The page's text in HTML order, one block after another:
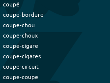
coupé
coupe-bordure
coupe-chou
coupe-choux
coupe-cigare
coupe-cigares
coupe-circuit
coupe-coupe